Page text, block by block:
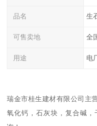
品名 生
可售卖地 全
用途 电
瑞金市桂生建材有限公司主
氧化钙，石灰块，复合碱